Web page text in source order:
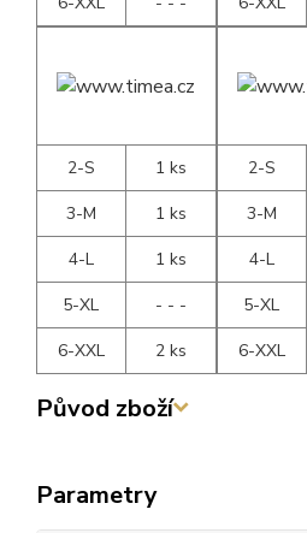
2-S
1 ks
3-M
1 ks
4-L
1 ks
5-XL
- - -
6-XXL
2 ks
2-S
3-M
4-L
5-XL
6-XXL
Původ zboží
Parametry